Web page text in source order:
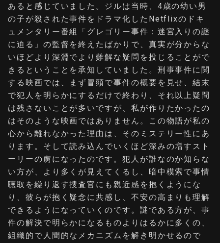
あると感じていました。ジルは当時、4歳の幼い男
の子が殺された事件をドラマ化したNetflixのドキ
ュメンタリー番組「グレゴリー事件：迷宮入りの謎
に迫る」の監督を終えたばかりで、真実が分からな
いほどより深淵でより難解な疑問を投じることがで
きるということを承知していました。刑事事件に関
する映画では、まず冒頭で事件の概要を見せ、結末
で犯人を明らかにするだけで終わり、それ以上疑問
は残さないことが多いですが、私が作りたかったの
はそのような映画ではありません。この物語が私の
心から離れなかった理由は、そのミステリー性にあ
ります。そして読み込んでいくほど深みの増すスト
ーリーの虜になったのです。犯人が誰なのか知らな
い方が、より多くが見えてくるし、暗中模索で事情
聴取を繰り返す捜査官にも親近感を抱くようにな
り、彼らが抱く疑念に共感し、不安の高まりも理解
できるようになっていくのです。謎である方が、事
件の解決で明らかになるものよりはるかに多くの、
組織的で人間的なメカニズムを解き明かせるので